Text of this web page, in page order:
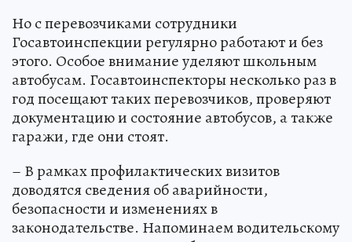
Но с перевозчиками сотрудники
Госавтоинспекции регулярно работают и без
этого. Особое внимание уделяют школьным
автобусам. Госавтоинспекторы несколько раз в
год посещают таких перевозчиков, проверяют
документацию и состояние автобусов, а также
гаражи, где они стоят.
– В рамках профилактических визитов
доводятся сведения об аварийности,
безопасности и изменениях в
законодательстве. Напоминаем водительскому